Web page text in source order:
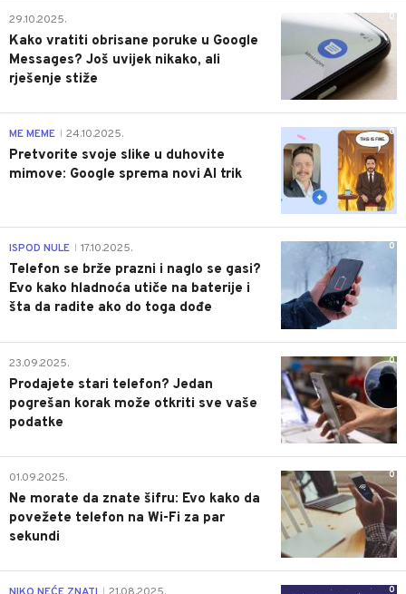
0
29.10.2025.
Kako vratiti obrisane poruke u Google
Messages? Još uvijek nikako, ali
rješenje stiže
0
ME MEME 24.10.2025.
Pretvorite svoje slike u duhovite
mimove: Google sprema novi AI trik
0
ISPOD NULE 17.10.2025.
Telefon se brže prazni i naglo se gasi?
Evo kako hladnoća utiče na baterije i
šta da radite ako do toga dođe
0
23.09.2025.
Prodajete stari telefon? Jedan
pogrešan korak može otkriti sve vaše
podatke
0
01.09.2025.
Ne morate da znate šifru: Evo kako da
povežete telefon na Wi-Fi za par
sekundi
0